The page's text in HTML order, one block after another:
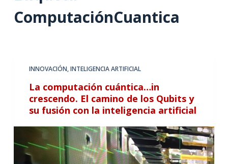
ComputaciónCuantica
INNOVACIÓN,INTELIGENCIA ARTIFICIAL
La computación cuántica…in
crescendo. El camino de los Qubits y
su fusión con la inteligencia artificial